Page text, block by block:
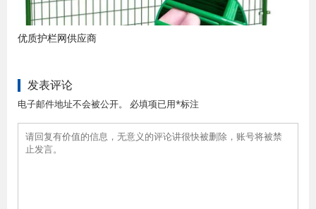
优质护栏网供应商
发表评论
电子邮件地址不会被公开。 必填项已用*标注